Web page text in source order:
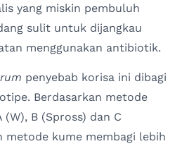
yang miskin pembuluh
sulit untuk dijangkau
menggunakan antibiotik.
penyebab korisa ini dibagi
Berdasarkan metode
(W), B (Spross) dan C
metode kume membagi lebih